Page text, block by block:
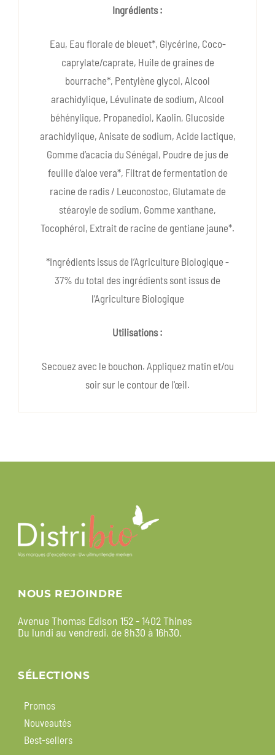
Ingrédients :
Eau, Eau florale de bleuet*, Glycérine, Coco-
caprylate/caprate, Huile de graines de
bourrache*, Pentylène glycol, Alcool
arachidylique, Lévulinate de sodium, Alcool
béhénylique, Propanediol, Kaolin, Glucoside
arachidylique, Anisate de sodium, Acide lactique,
Gomme d’acacia du Sénégal, Poudre de jus de
feuille d’aloe vera*, Filtrat de fermentation de
racine de radis / Leuconostoc, Glutamate de
stéaroyle de sodium, Gomme xanthane,
Tocophérol, Extrait de racine de gentiane jaune*.
*Ingrédients issus de l’Agriculture Biologique -
37% du total des ingrédients sont issus de
l’Agriculture Biologique
Utilisations :
Secouez avec le bouchon. Appliquez matin et/ou
soir sur le contour de l'œil.
NOUS REJOINDRE
Avenue Thomas Edison 152 - 1402 Thines
Du lundi au vendredi, de 8h30 à 16h30.
SÉLECTIONS
Promos
Nouveautés
Best-sellers